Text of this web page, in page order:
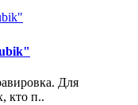
Для
кто п..